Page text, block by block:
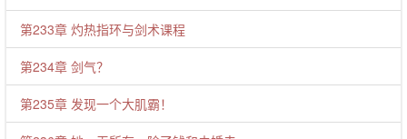
第233章 灼热指环与剑术课程
第234章 剑气？
第235章 发现一个大肌霸！